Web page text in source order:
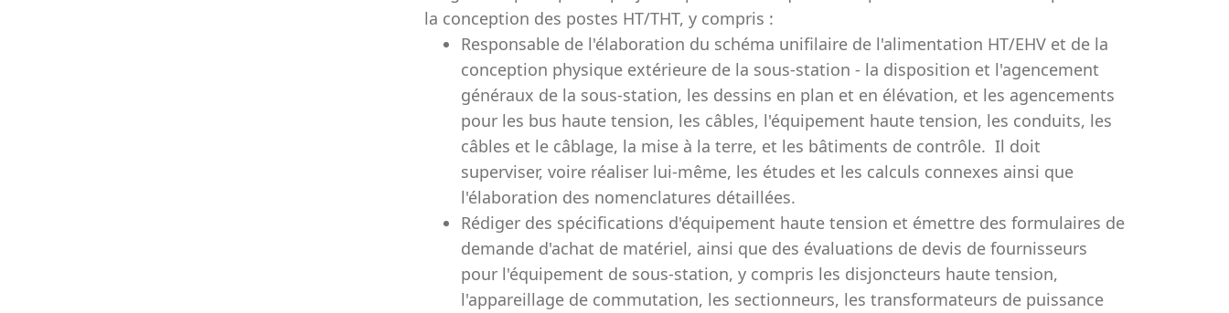
la conception des postes HT/THT, y compris :
Responsable de l'élaboration du schéma unifilaire de l'alimentation HT/EHV et de la
conception physique extérieure de la sous-station - la disposition et l'agencement
généraux de la sous-station, les dessins en plan et en élévation, et les agencements
pour les bus haute tension, les câbles, l'équipement haute tension, les conduits, les
câbles et le câblage, la mise à la terre, et les bâtiments de contrôle. Il doit
superviser, voire réaliser lui-même, les études et les calculs connexes ainsi que
l'élaboration des nomenclatures détaillées.
Rédiger des spécifications d'équipement haute tension et émettre des formulaires de
demande d'achat de matériel, ainsi que des évaluations de devis de fournisseurs
pour l'équipement de sous-station, y compris les disjoncteurs haute tension,
l'appareillage de commutation, les sectionneurs, les transformateurs de puissance